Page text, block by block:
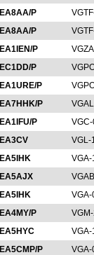
EA8AA/P
EA8AA/P
EA1IEN/P
EC1DD/P
EA1URE/P
EA7HHK/P
EA1IFU/P
EA3CV
VGL-
EA5IHK
EA5AJX
EA5IHK
EA4MY/P
EA5HYC
EA5CMP/P